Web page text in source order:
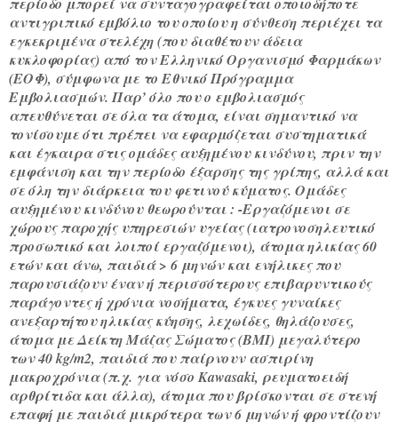
περίοδο μπορεί να συνταγογραφείται οποιοδήποτε
αντιγριπικό εμβόλιο του οποίου η σύνθεση περιέχει τα
εγκεκριμένα στελέχη (που διαθέτουν άδεια
κυκλοφορίας) από τον Ελληνικό Οργανισμό Φαρμάκων
(ΕΟΦ), σύμφωνα με το Εθνικό Πρόγραμμα
Εμβολιασμών. Παρ’ όλο που ο εμβολιασμός
απευθύνεται σε όλα τα άτομα, είναι σημαντικό να
τονίσουμε ότι πρέπει να εφαρμόζεται συστηματικά
και έγκαιρα στις ομάδες αυξημένου κινδύνου, πριν την
εμφάνιση και την περίοδο έξαρσης της γρίπης, αλλά και
σε όλη την διάρκεια του φετινού κύματος. Ομάδες
αυξημένου κινδύνου θεωρούνται : -Εργαζόμενοι σε
χώρους παροχής υπηρεσιών υγείας (ιατρονοσηλευτικό
προσωπικό και λοιποί εργαζόμενοι), άτομα ηλικίας 60
ετών και άνω, παιδιά > 6 μηνών και ενήλικες που
παρουσιάζουν έναν ή περισσότερους επιβαρυντικούς
παράγοντες ή χρόνια νοσήματα, έγκυες γυναίκες
ανεξαρτήτου ηλικίας κύησης, λεχωίδες, θηλάζουσες,
άτομα με Δείκτη Μάζας Σώματος (BMI) μεγαλύτερο
των 40 kg/m2, παιδιά που παίρνουν ασπιρίνη
μακροχρόνια (π.χ. για νόσο Kawasaki, ρευματοειδή
αρθρίτιδα και άλλα), άτομα που βρίσκονται σε στενή
επαφή με παιδιά μικρότερα των 6 μηνών ή φροντίζουν